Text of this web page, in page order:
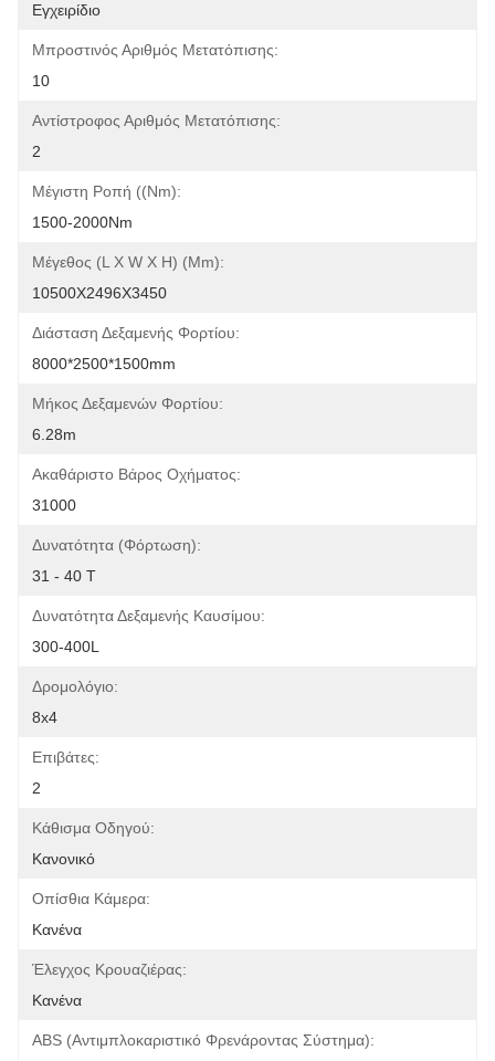
Εγχειρίδιο
Μπροστινός Αριθμός Μετατόπισης:
10
Αντίστροφος Αριθμός Μετατόπισης:
2
Μέγιστη Ροπή ((Nm):
1500-2000Nm
Μέγεθος (L X W X H) (mm):
10500X2496X3450
Διάσταση Δεξαμενής Φορτίου:
8000*2500*1500mm
Μήκος Δεξαμενών Φορτίου:
6.28m
Ακαθάριστο Βάρος Οχήματος:
31000
Δυνατότητα (φόρτωση):
31 - 40 Τ
Δυνατότητα Δεξαμενής Καυσίμου:
300-400L
Δρομολόγιο:
8x4
Επιβάτες:
2
Κάθισμα Οδηγού:
Κανονικό
Οπίσθια Κάμερα:
Κανένα
Έλεγχος Κρουαζιέρας:
Κανένα
ABS (αντιμπλοκαριστικό Φρενάροντας Σύστημα):